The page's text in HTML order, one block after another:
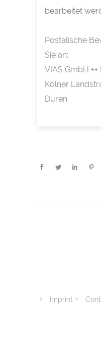
bearbeitet
Postalische
Sie an:
VIAS GmbH
Kölner
Düren
Imprint